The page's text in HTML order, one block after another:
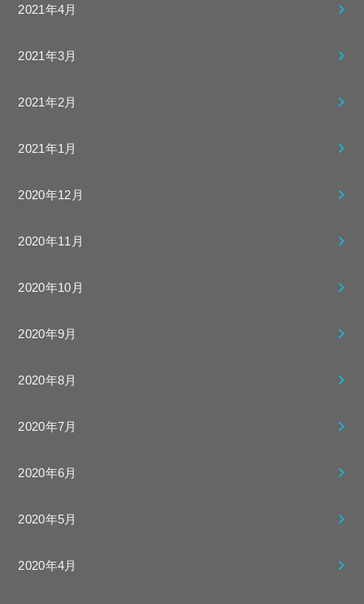
2021年4月
2021年3月
2021年2月
2021年1月
2020年12月
2020年11月
2020年10月
2020年9月
2020年8月
2020年7月
2020年6月
2020年5月
2020年4月